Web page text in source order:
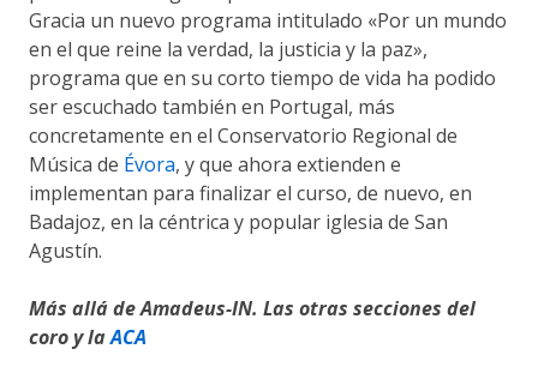
Gracia un nuevo programa intitulado «Por un mundo
en el que reine la verdad, la justicia y la paz»,
programa que en su corto tiempo de vida ha podido
ser escuchado también en Portugal, más
concretamente en el Conservatorio Regional de
Música de Évora, y que ahora extienden e
implementan para finalizar el curso, de nuevo, en
Badajoz, en la céntrica y popular iglesia de San
Agustín.
Más allá de Amadeus-IN. Las otras secciones del
coro y laACA